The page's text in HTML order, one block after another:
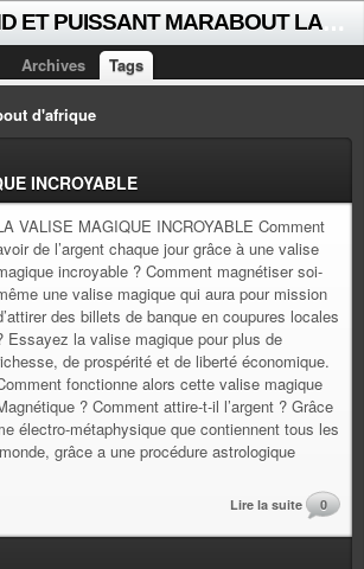
L
E PLUS GRAND ET PUISSANT MARABOUT LALAYE SORCIER VOYANT CELEBRE D'AFRIQUE INTERNATIONAL +229 +229 51021018
Archives Tags
d'afrique
INCROYABLE
VALISE MAGIQUE INCROYABLE Comment
de l’argent chaque jour grâce à une valise
incroyable ? Comment magnétiser soi-
une valise magique qui aura pour mission
des billets de banque en coupures locales
Essayez la valise magique pour plus de
de prospérité et de liberté économique.
fonctionne alors cette valise magique
? Comment attire-t-il l’argent ? Grâce
électro-métaphysique que contiennent tous les
grâce a une procédure astrologique
Lire la suite 0